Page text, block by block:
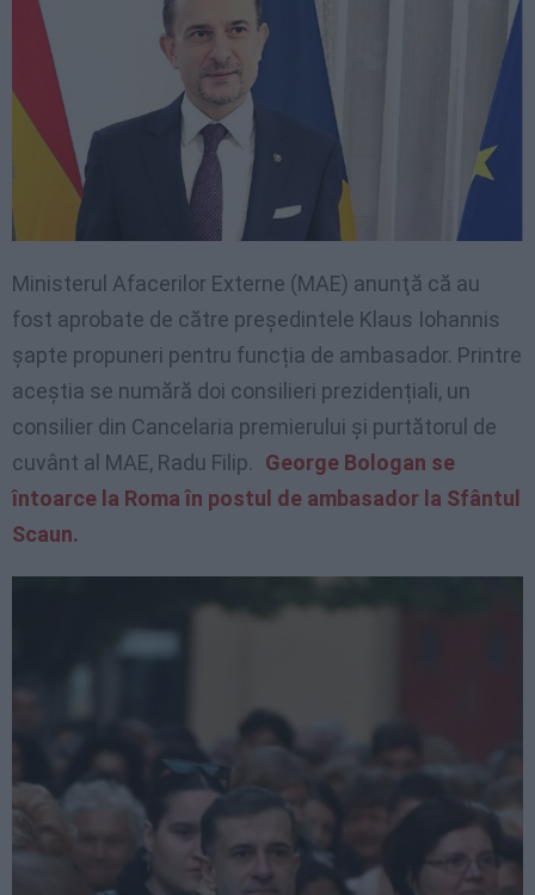
Ministerul Afacerilor Externe (MAE) anunţă că au
fost aprobate de către preşedintele Klaus Iohannis
șapte propuneri pentru funcția de ambasador. Printre
aceștia se numără doi consilieri prezidențiali, un
consilier din Cancelaria premierului și purtătorul de
cuvânt al MAE, Radu Filip.
George Bologan se
întoarce la Roma în postul de ambasador la Sfântul
Scaun.